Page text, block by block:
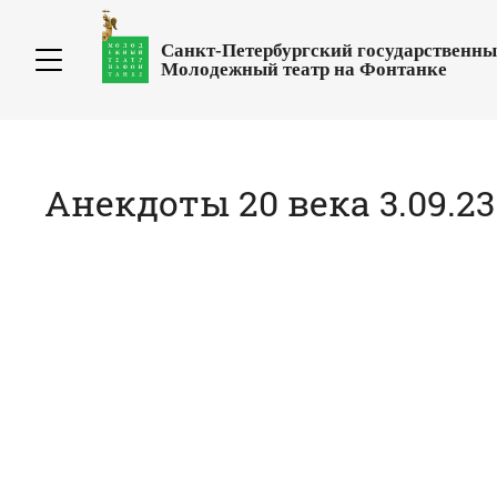
Санкт-Петербургский
Молодежный театр на Фонтанке
Анекдоты 20 века 3.09.23